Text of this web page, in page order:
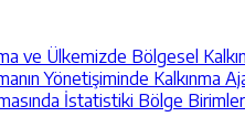
ve Ülkemizde Bölgesel
Yönetişiminde Kalkınma
İstatistiki Bölge Birimleri